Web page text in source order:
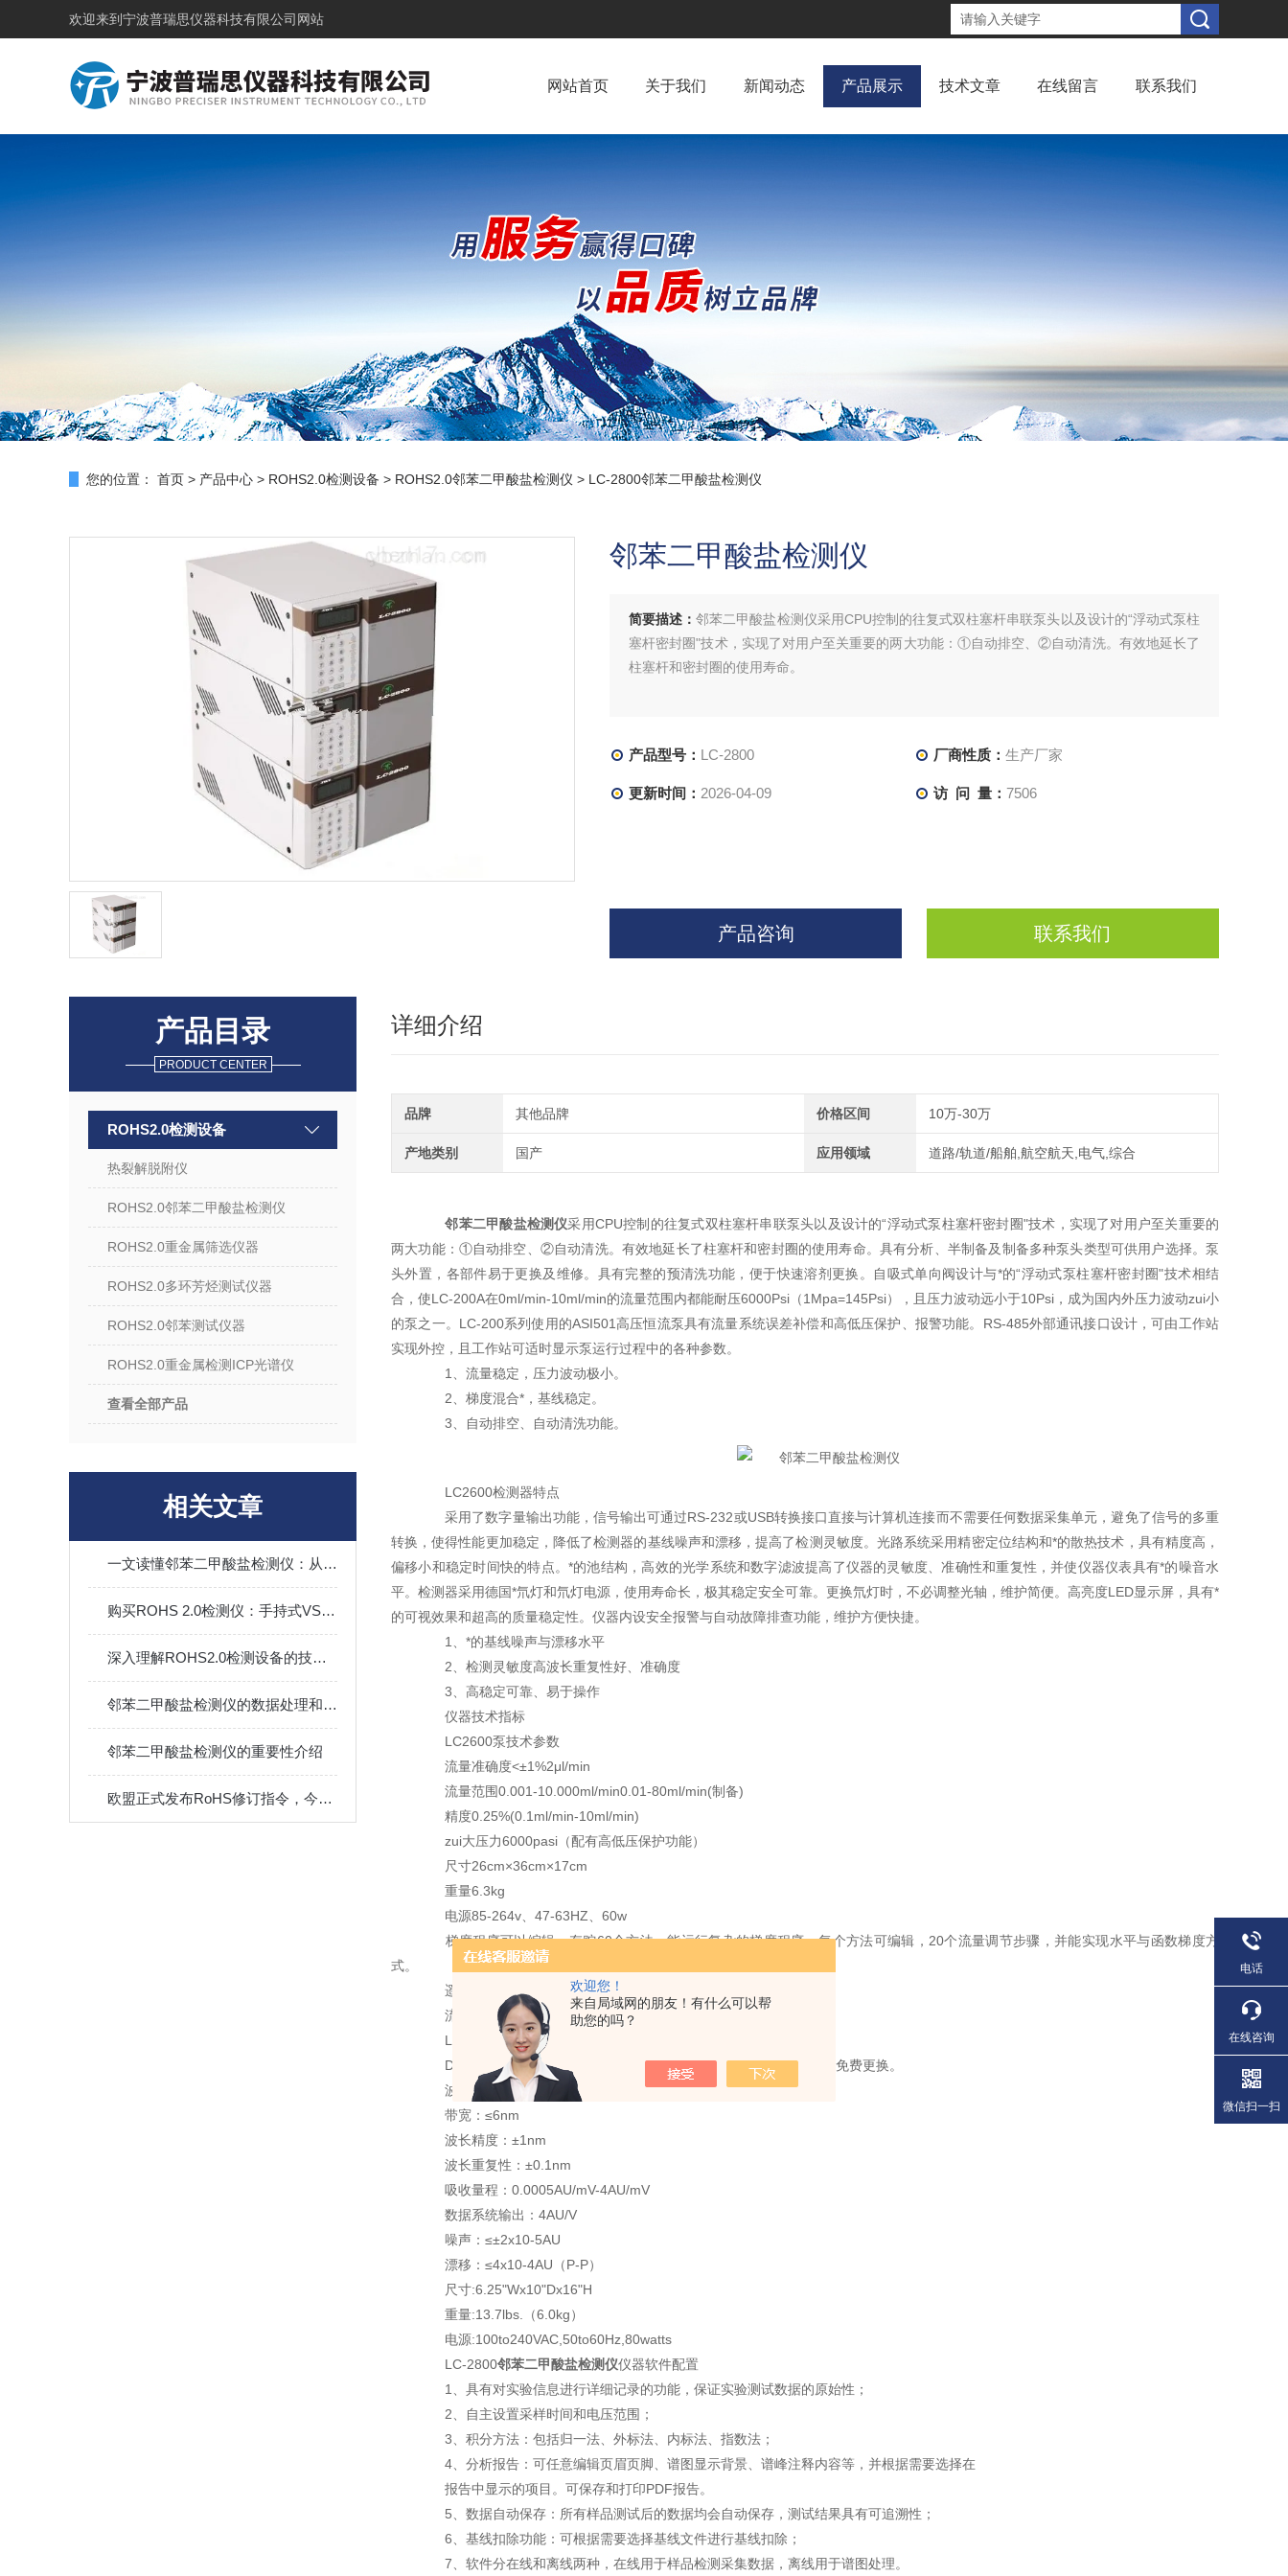
欢迎您！
来自局域网的朋友！有什么可以帮
助您的吗？
欢迎来到 宁波普瑞思仪器科技有限公司网站
网站首页 关于我们 新闻动态 产品展示 技术文章 在线留言 联系我们
您的位置： 首页 > 产品中心 > ROHS2.0检测设备 > ROHS2.0邻苯二甲酸盐检测仪 > LC-2800邻苯二甲酸盐检测仪
邻苯二甲酸盐检测仪
简要描述：邻苯二甲酸盐检测仪采用CPU控制的往复式双柱塞杆串联泵头以及设计的“浮动式泵柱
塞杆密封圈"技术，实现了对用户至关重要的两大功能：①自动排空、②自动清洗。有效地延长了
柱塞杆和密封圈的使用寿命。
产品型号： LC-2800 厂商性质： 生产厂家
更新时间： 2026-04-09 访 问 量： 7506
产品咨询 联系我们
产品目录
PRODUCT CENTER
ROHS2.0检测设备
热裂解脱附仪
ROHS2.0邻苯二甲酸盐检测仪
ROHS2.0重金属筛选仪器
ROHS2.0多环芳烃测试仪器
ROHS2.0邻苯测试仪器
ROHS2.0重金属检测ICP光谱仪
查看全部产品
相关文章
一文读懂邻苯二甲酸盐检测仪：从检测原理到应用场景
购买ROHS 2.0检测仪：手持式VS台式，如何做出正确选择？
深入理解ROHS2.0检测设备的技术标准
邻苯二甲酸盐检测仪的数据处理和结果分析技巧
邻苯二甲酸盐检测仪的重要性介绍
欧盟正式发布RoHS修订指令，今后需检测十项有害物质啦！
详细介绍
品牌 其他品牌 价格区间 10万-30万
产地类别 国产 应用领域 道路/轨道/船舶,航空航天,电气,综合
邻苯二甲酸盐检测仪采用CPU控制的往复式双柱塞杆串联泵头以及设计的“浮动式泵柱塞杆密封圈"技术，实现了对用户至关重要的
两大功能：①自动排空、②自动清洗。有效地延长了柱塞杆和密封圈的使用寿命。具有分析、半制备及制备多种泵头类型可供用户选择。泵
头外置，各部件易于更换及维修。具有完整的预清洗功能，便于快速溶剂更换。自吸式单向阀设计与*的“浮动式泵柱塞杆密封圈"技术相结
合，使LC-200A在0ml/min-10ml/min的流量范围内都能耐压6000Psi（1Mpa=145Psi），且压力波动远小于10Psi，成为国内外压力波动zui小
的泵之一。LC-200系列使用的ASI501高压恒流泵具有流量系统误差补偿和高低压保护、报警功能。RS-485外部通讯接口设计，可由工作站
实现外控，且工作站可适时显示泵运行过程中的各种参数。
1、流量稳定，压力波动极小。
2、梯度混合*，基线稳定。
3、自动排空、自动清洗功能。
LC2600检测器特点
采用了数字量输出功能，信号输出可通过RS-232或USB转换接口直接与计算机连接而不需要任何数据采集单元，避免了信号的多重
转换，使得性能更加稳定，降低了检测器的基线噪声和漂移，提高了检测灵敏度。光路系统采用精密定位结构和*的散热技术，具有精度高，
偏移小和稳定时间快的特点。*的池结构，高效的光学系统和数字滤波提高了仪器的灵敏度、准确性和重复性，并使仪器仪表具有*的噪音水
平。检测器采用德国*氘灯和氘灯电源，使用寿命长，极其稳定安全可靠。更换氘灯时，不必调整光轴，维护简便。高亮度LED显示屏，具有*
的可视效果和超高的质量稳定性。仪器内设安全报警与自动故障排查功能，维护方便快捷。
1、*的基线噪声与漂移水平
2、检测灵敏度高波长重复性好、准确度
3、高稳定可靠、易于操作
仪器技术指标
LC2600泵技术参数
流量准确度<±1%2μl/min
流量范围0.001-10.000ml/min0.01-80ml/min(制备)
精度0.25%(0.1ml/min-10ml/min)
zui大压力6000pasi（配有高低压保护功能）
尺寸26cm×36cm×17cm
重量6.3kg
电源85-264v、47-63HZ、60w
梯度程序可以编辑、存贮60个方法，能运行复杂的梯度程序。每个方法可编辑，20个流量调节步骤，并能实现水平与函数梯度方
式。
遥控方式可以通过外部接点闭合控制。
流量准确度<±1%2μl/min
LC2600检测器技术参数
D2灯：寿命3500小时，保证使用1000小时，1000小时内出了故障免费更换。
波长范围：190-700nm
带宽：≤6nm
波长精度：±1nm
波长重复性：±0.1nm
吸收量程：0.0005AU/mV-4AU/mV
数据系统输出：4AU/V
噪声：≤±2x10-5AU
漂移：≤4x10-4AU（P-P）
尺寸:6.25"Wx10"Dx16"H
重量:13.7lbs.（6.0kg）
电源:100to240VAC,50to60Hz,80watts
LC-2800邻苯二甲酸盐检测仪仪器软件配置
1、具有对实验信息进行详细记录的功能，保证实验测试数据的原始性；
2、自主设置采样时间和电压范围；
3、积分方法：包括归一法、外标法、内标法、指数法；
4、分析报告：可任意编辑页眉页脚、谱图显示背景、谱峰注释内容等，并根据需要选择在
报告中显示的项目。可保存和打印PDF报告。
5、数据自动保存：所有样品测试后的数据均会自动保存，测试结果具有可追溯性；
6、基线扣除功能：可根据需要选择基线文件进行基线扣除；
7、软件分在线和离线两种，在线用于样品检测采集数据，离线用于谱图处理。
电话
在线咨询
微信扫一扫